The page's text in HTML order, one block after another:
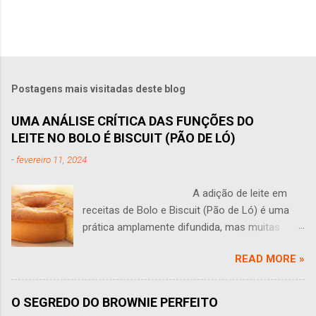
Postagens mais visitadas deste blog
UMA ANÁLISE CRÍTICA DAS FUNÇÕES DO
LEITE NO BOLO É BISCUIT (PÃO DE LÓ)
- fevereiro 11, 2024
A adição de leite em
receitas de Bolo e Biscuit (Pão de Ló) é uma
prática amplamente difundida, mas muitas
sentido em um bolo? Você às vezes se faz
perguntas como essa? Esta pergunta leva a
uma análise aprofundada do papel do leite na
READ MORE »
O SEGREDO DO BROWNIE PERFEITO